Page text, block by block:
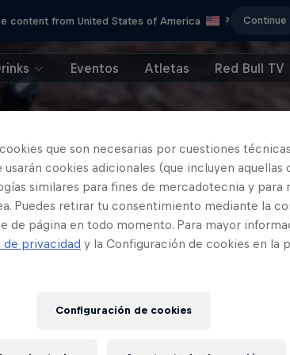
content from United States of America ? Continue
Eventos Atletas Red Bull TV
que son necesarias por cuestiones
cookies adicionales (que incluyen aquellas
similares para fines de mercadotecnia y para
Puedes retirar tu consentimiento mediante la
de página en todo momento. Para mayor
de privacidad y la Configuración de cookies en la
Configuración de cookies